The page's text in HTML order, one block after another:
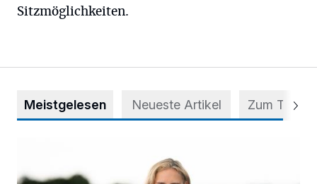
Sitzmöglichkeiten.
Meistgelesen Neueste Artikel Zum Thema